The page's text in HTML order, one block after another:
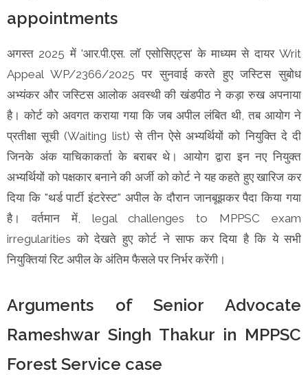
appointments
अगस्त 2025 में 'आर.पी.एस. लॉ एसोसिएट्स' के माध्यम से दायर Writ
Appeal WP/2366/2025 पर सुनवाई करते हुए जस्टिस सुबोध
अभ्यंकर और जस्टिस आलोक अवस्थी की खंडपीठ ने कड़ा रुख अपनाया
है। कोर्ट को अवगत कराया गया कि जब अपील लंबित थी, तब आयोग ने
प्रतीक्षा सूची (Waiting list) से तीन ऐसे अभ्यर्थियों को नियुक्ति दे दी
जिनके अंक याचिकाकर्ता के बराबर थे। आयोग द्वारा इन नए नियुक्त
अभ्यर्थियों को पक्षकार बनाने की अर्जी को कोर्ट ने यह कहते हुए खारिज कर
दिया कि "थर्ड पार्टी इंटरेस्ट" अपील के दौरान जानबूझकर पैदा किया गया
है। वर्तमान में, legal challenges to MPPSC exam
irregularities को देखते हुए कोर्ट ने साफ कर दिया है कि ये सभी
नियुक्तियां रिट अपील के अंतिम फैसले पर निर्भर करेंगी।
Arguments of Senior Advocate
Rameshwar Singh Thakur in MPPSC
Forest Service case